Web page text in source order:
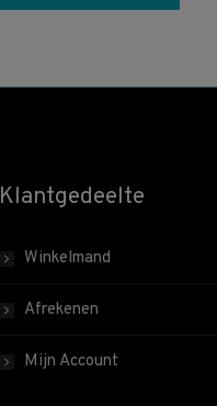
Klantgedeelte
Winkelmand
Afrekenen
Mijn Account